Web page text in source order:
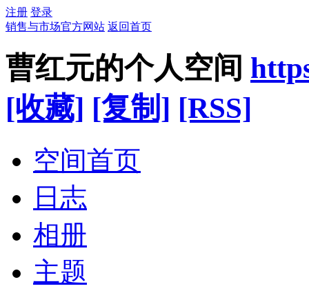
注册 登录
销售与市场官方网站 返回首页
曹红元的个人空间
[收藏] [复制] [RSS]
空间首页
日志
相册
主题